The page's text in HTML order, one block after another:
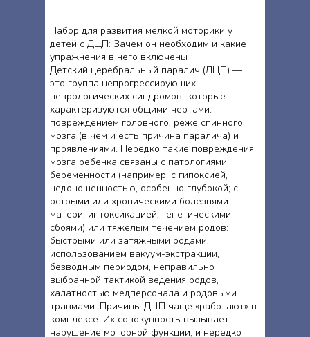
Набор для развития мелкой моторики у
детей с ДЦП: Зачем он необходим и какие
упражнения в него включены
Детский церебральный паралич (ДЦП) —
это группа непрогрессирующих
неврологических синдромов, которые
характеризуются общими чертами:
повреждением головного, реже спинного
мозга (в чем и есть причина паралича) и
проявлениями. Нередко такие повреждения
мозга ребенка связаны с патологиями
беременности (например, с гипоксией,
недоношенностью, особенно глубокой; с
острыми или хроническими болезнями
матери, интоксикацией, генетическими
сбоями) или тяжелым течением родов:
быстрыми или затяжными родами,
использованием вакуум-экстракции,
безводным периодом, неправильно
выбранной тактикой ведения родов,
халатностью медперсонала и родовыми
травмами. Причины ДЦП чаще «работают» в
комплексе. Их совокупность вызывает
нарушение моторной функции, и нередко